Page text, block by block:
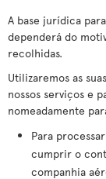
A base jurídica
dependerá do
recolhidas.
Utilizaremos as
nossos serviços e
nomeadamente
Para
cumprir o
companhia